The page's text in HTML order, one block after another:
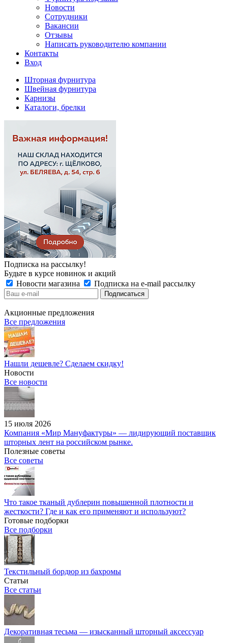
Новости
Сотрудники
Вакансии
Отзывы
Написать руководителю компании
Контакты
Вход
Шторная фурнитура
Швейная фурнитура
Карнизы
Каталоги, брелки
Подписка на рассылку!
Будьте в курсе новинок и акций
Новости магазина
Подписка на e-mail рассылку
Акционные предложения
Все предложения
Нашли дешевле? Сделаем скидку!
Новости
Все новости
15 июля 2026
Компания «Мир Мануфактуры» — лидирующий поставщик
шторных лент на российском рынке.
Полезные советы
Все советы
Что такое тканый дублерин повышенной плотности и
жесткости? Где и как его применяют и используют?
Готовые подборки
Все подборки
Текстильный бордюр из бахромы
Статьи
Все статьи
Декоративная тесьма — изысканный шторный аксессуар